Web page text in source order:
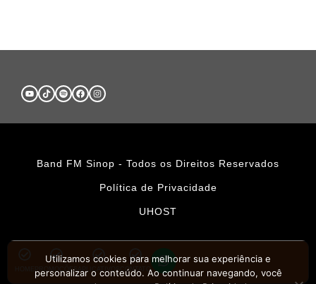
Band FM Sinop - Todos os Direitos Reservados
Política de Privacidade
UHOST
PROMOÇÕESAPLICATIVOS CONTATO
Utilizamos cookies para melhorar sua experiência e
personalizar o conteúdo. Ao continuar navegando, você